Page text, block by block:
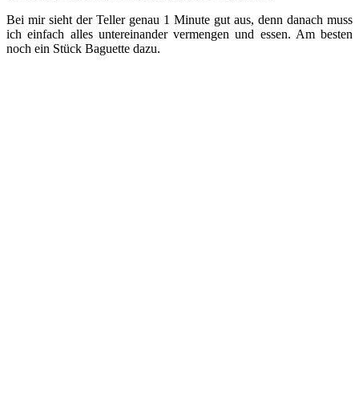
Bei mir sieht der Teller genau 1 Minute gut aus, denn danach muss
ich einfach alles untereinander vermengen und essen. Am besten
noch ein Stück Baguette dazu.